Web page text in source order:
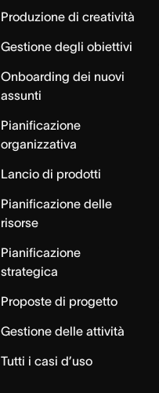
Produzione di creatività
Gestione degli obiettivi
Onboarding dei nuovi
assunti
Pianificazione
organizzativa
Lancio di prodotti
Pianificazione delle
risorse
Pianificazione
strategica
Proposte di progetto
Gestione delle attività
Tutti i casi d’uso